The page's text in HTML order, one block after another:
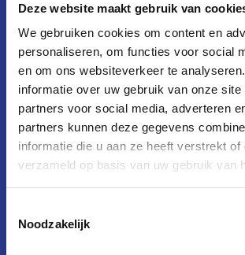
Deze website maakt gebruik van
We gebruiken cookies om content en
personaliseren, om functies voor social
en om ons websiteverkeer te
informatie over uw gebruik van onze site
partners voor social media, adverteren
partners kunnen deze gegevens
informatie die u aan ze heeft verstrekt of
verzameld op basis van uw gebruik van
Noodzakelijk
Diensten
Trainingen
Overig